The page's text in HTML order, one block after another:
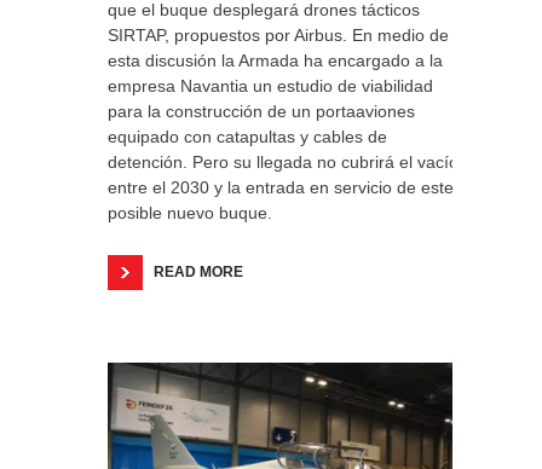
que el buque desplegará drones tácticos
SIRTAP, propuestos por Airbus. En medio de
esta discusión la Armada ha encargado a la
empresa Navantia un estudio de viabilidad
para la construcción de un portaaviones
equipado con catapultas y cables de
detención. Pero su llegada no cubrirá el vacío
entre el 2030 y la entrada en servicio de este
posible nuevo buque.
READ MORE